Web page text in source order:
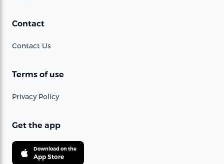
Contact
Contact Us
Terms of use
Privacy Policy
Get the app
Download on the
App Store